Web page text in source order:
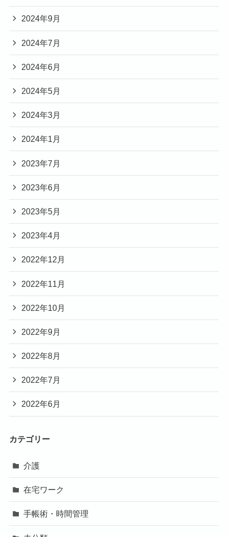
2024年9月
2024年7月
2024年6月
2024年5月
2024年3月
2024年1月
2023年7月
2023年6月
2023年5月
2023年4月
2022年12月
2022年11月
2022年10月
2022年9月
2022年8月
2022年7月
2022年6月
カテゴリー
介護
在宅ワーク
手帳術・時間管理